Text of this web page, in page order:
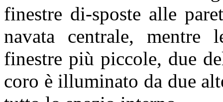
finestre di-sposte alle
navata centrale, mentre
finestre più piccole, due
coro è illuminato da due